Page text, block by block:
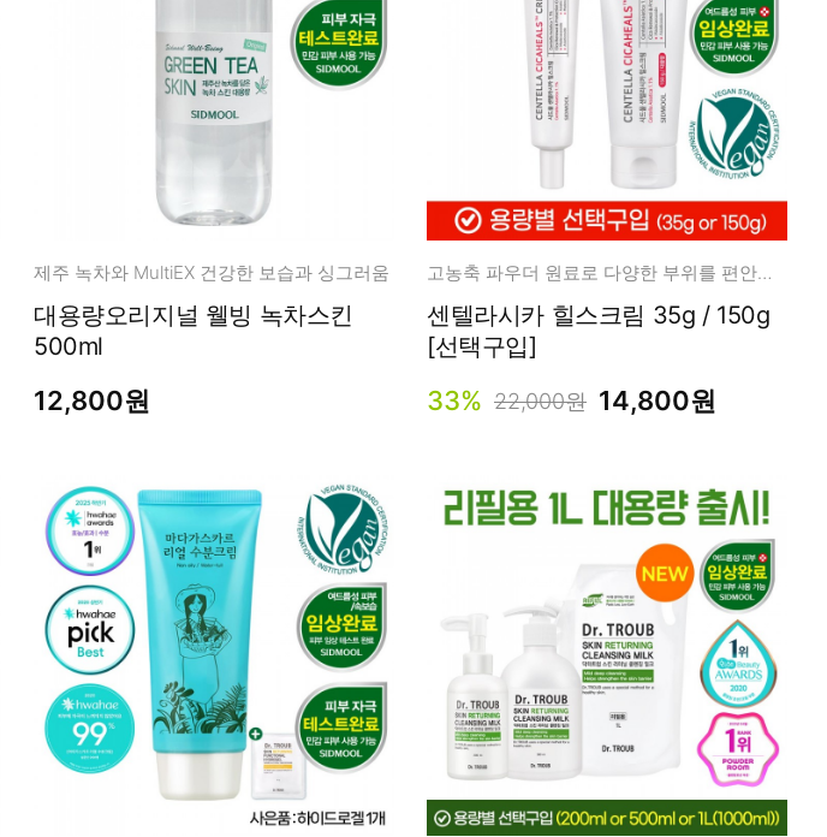
제주 녹차와 MultiEX 건강한 보습과 싱그러움
대용량오리지널 웰빙 녹차스킨
500ml
12,800원
고농축 파우더 원료로 다양한 부위를 편안하고 깨끗하게
센텔라시카 힐스크림 35g / 150g
[선택구입]
33% 22,000원 14,800원